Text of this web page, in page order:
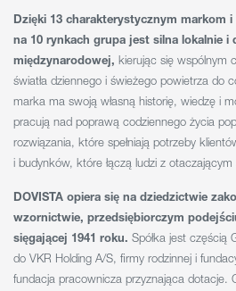
Dzięki 13 charakterystycznym markom i
na 10 rynkach grupa jest silna lokalnie i
międzynarodowej, kierując się wspólnym
światła dziennego i świeżego powietrza do
marka ma swoją własną historię, wiedzę i
pracują nad poprawą codziennego życia
rozwiązania, które spełniają potrzeby
i budynków, które łączą ludzi z otaczającym
DOVISTA opiera się na dziedzictwie
wzornictwie, przedsiębiorczym
sięgającej 1941 roku. Spółka jest częścią
do VKR Holding A/S, firmy rodzinnej i
fundacja pracownicza przyznająca dotacje.